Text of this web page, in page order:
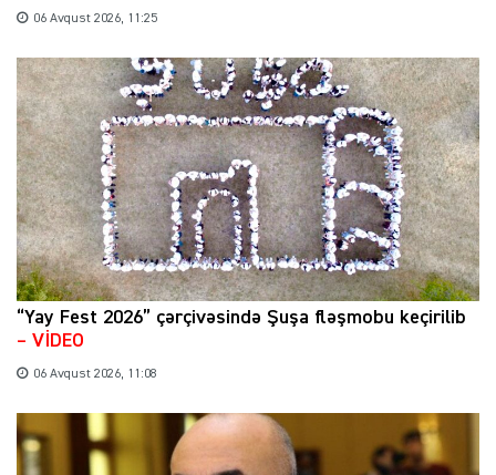
06 Avqust 2026, 11:25
“Yay Fest 2026” çərçivəsində Şuşa fləşmobu keçirilib
– VİDEO
06 Avqust 2026, 11:08